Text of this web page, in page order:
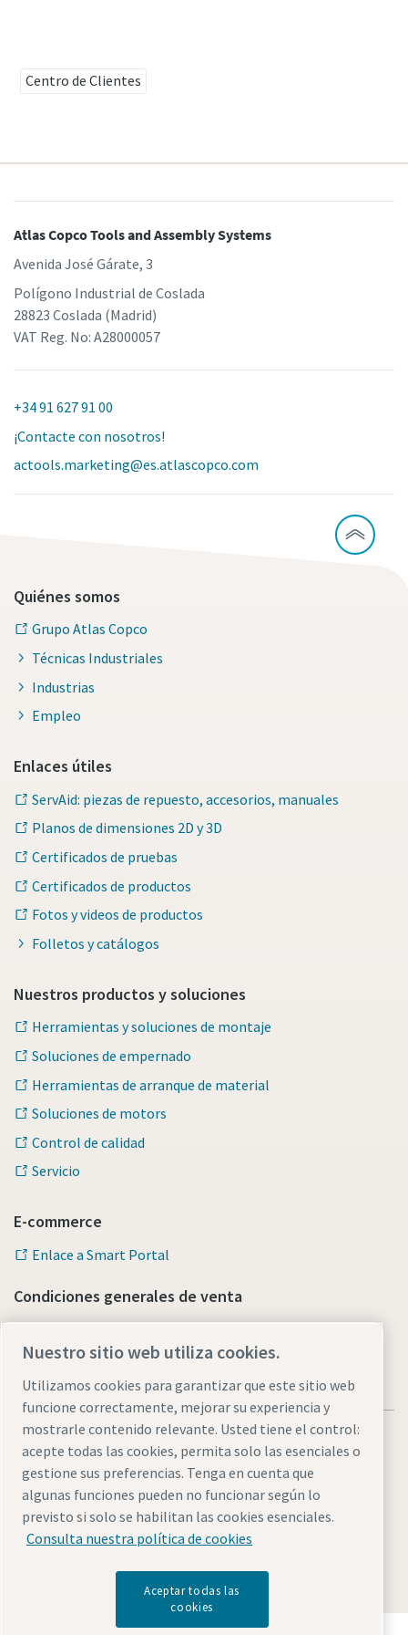
Centro de Clientes
Atlas Copco Tools and Assembly Systems
Avenida José Gárate, 3
Polígono Industrial de Coslada
28823 Coslada (Madrid)
VAT Reg. No: A28000057
+34 91 627 91 00
¡Contacte con nosotros!
actools.marketing@es.atlascopco.com
Quiénes somos
Grupo Atlas Copco
Técnicas Industriales
Industrias
Empleo
Enlaces útiles
ServAid: piezas de repuesto, accesorios, manuales
Planos de dimensiones 2D y 3D
Certificados de pruebas
Certificados de productos
Fotos y videos de productos
Folletos y catálogos
Nuestros productos y soluciones
Herramientas y soluciones de montaje
Soluciones de empernado
Herramientas de arranque de material
Soluciones de motors
Control de calidad
Servicio
E-commerce
Enlace a Smart Portal
Condiciones generales de venta
Legal & Privacy NoticesAdministrar cookiesAccesibilidad
Sitemap
© 2026 Atlas Copco AB
Nuestro sitio web utiliza cookies.
Utilizamos cookies para garantizar que este sitio web
funcione correctamente, mejorar su experiencia y
mostrarle contenido relevante. Usted tiene el control:
acepte todas las cookies, permita solo las esenciales o
gestione sus preferencias. Tenga en cuenta que
algunas funciones pueden no funcionar según lo
previsto si solo se habilitan las cookies esenciales.
Consulta nuestra política de cookies
Aceptar todas las
cookies